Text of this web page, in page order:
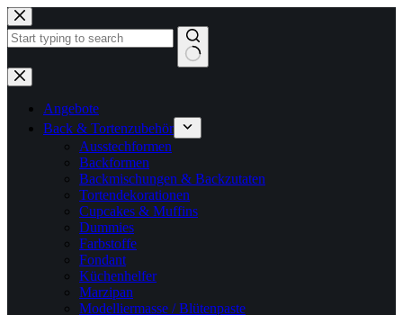
Zum
Inhalt
springen
Keine
Ergebnisse
Angebote
Back & Tortenzubehör
Ausstechformen
Backformen
Backmischungen & Backzutaten
Tortendekorationen
Cupcakes & Muffins
Dummies
Farbstoffe
Fondant
Küchenhelfer
Marzipan
Modelliermasse / Blütenpaste